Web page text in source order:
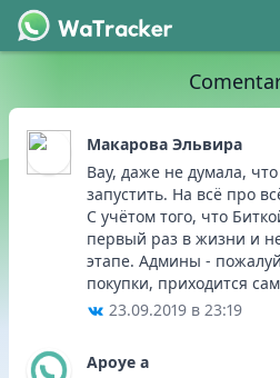
Макаровa Эльвира
Вау, даже не думала,
запустить. На всё про
С учётом того, что
первый раз в жизни и
этапе. Админы -
покупки, приходится
23.09.2019 в 23:19
Apoye a